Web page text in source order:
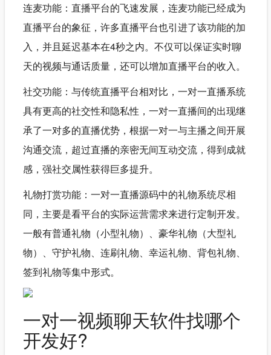
连麦功能：直播平台的飞速发展，连麦功能已经成为
直播平台的象征，许多直播平台也引进了该功能的加
入，并且延迟基本在4秒之内。不仅可以保证实时聊
天的视频与通话质量，还可以增加直播平台的收入。
社交功能：与传统直播平台相对比，一对一直播系统
具有更高的社交性和隐私性，一对一直播间的出现继
承了一对多的直播优势，根据一对一与主播之间开展
沟通交流，超过直播的亲密无间互动交流，得到成就
感，强社交属性获得巨多提升。
礼物打赏功能：一对一直播源码中的礼物系统尽相
同，主要是看平台的实际运营需求来进行定制开发。
一般有普通礼物（小型礼物）、豪华礼物（大型礼
物）、守护礼物、连刷礼物、幸运礼物、背包礼物、
签到礼物等集中形式。
一对一视频聊天软件找哪个
开发好?